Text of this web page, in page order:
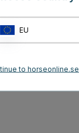
EU
to horseonline.se